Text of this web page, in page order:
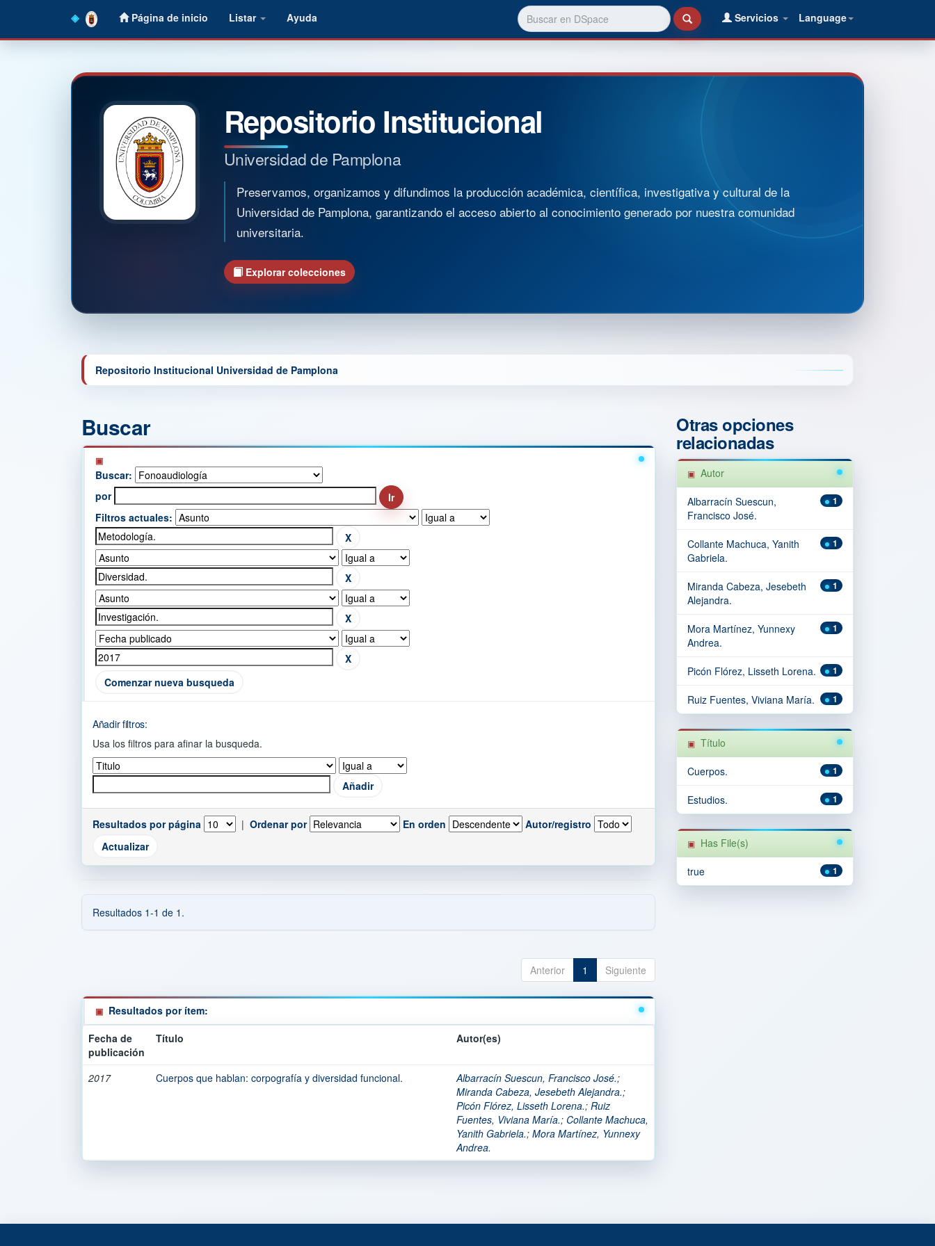
Página de inicio Listar Ayuda Language
Servicios
Repositorio Institucional
Universidad de Pamplona
Preservamos, organizamos y difundimos la producción académica, científica, investigativa y cultural de la
Universidad de Pamplona, garantizando el acceso abierto al conocimiento generado por nuestra comunidad
universitaria.
Explorar colecciones
Repositorio Institucional Universidad de Pamplona
Buscar
Buscar:
por
Filtros actuales:
Comenzar nueva busqueda
Añadir filtros:
Usa los filtros para afinar la busqueda.
Resultados por página | Ordenar por En orden Autor/registro
Resultados 1-1 de 1.
Anterior 1 Siguiente
Resultados por ítem:
Fecha de
publicación
Título Autor(es)
2017 Cuerpos que hablan: corpografía y diversidad funcional. Albarracín Suescun, Francisco José.;
Miranda Cabeza, Jesebeth Alejandra.;
Picón Flórez, Lisseth Lorena.; Ruiz
Fuentes, Viviana María.; Collante Machuca,
Yanith Gabriela.; Mora Martínez, Yunnexy
Andrea.
Otras opciones
relacionadas
Autor
1
Albarracín Suescun,
Francisco José.
1
Collante Machuca, Yanith
Gabriela.
1
Miranda Cabeza, Jesebeth
Alejandra.
1
Mora Martínez, Yunnexy
Andrea.
1
Picón Flórez, Lisseth Lorena.
1
Ruiz Fuentes, Viviana María.
Título
1
Cuerpos.
1
Estudios.
Has File(s)
1
true